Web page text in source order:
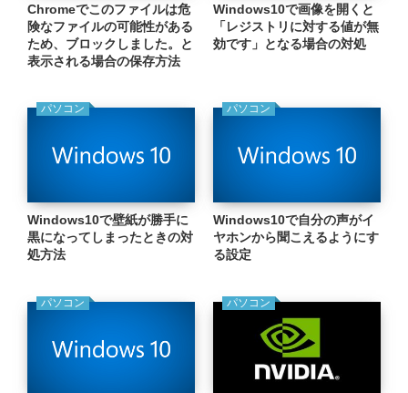
Chromeでこのファイルは危
険なファイルの可能性がある
ため、ブロックしました。と
表示される場合の保存方法
Windows10で画像を開くと
「レジストリに対する値が無
効です」となる場合の対処
パソコン
Windows10で壁紙が勝手に
黒になってしまったときの対
処方法
パソコン
Windows10で自分の声がイ
ヤホンから聞こえるようにす
る設定
パソコン パソコン